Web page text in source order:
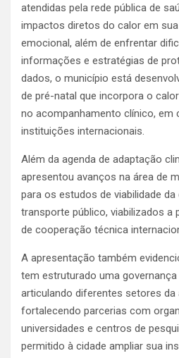
atendidas pela rede pública de
impactos diretos do calor em
emocional, além de enfrentar
informações e estratégias de
dados, o município está
de pré-natal que incorpora o
no acompanhamento clínico, em
instituições internacionais.
Além da agenda de adaptação
apresentou avanços na área de
para os estudos de viabilidade
transporte público, viabilizados a
de cooperação técnica
A apresentação também
tem estruturado uma
articulando diferentes setores da
fortalecendo parcerias com
universidades e centros de
permitido à cidade ampliar sua